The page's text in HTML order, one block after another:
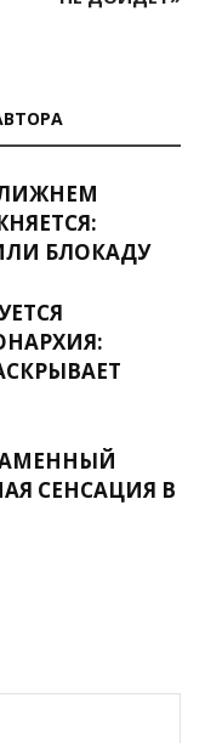
БЛОКАДУ
СЕНСАЦИЯ В